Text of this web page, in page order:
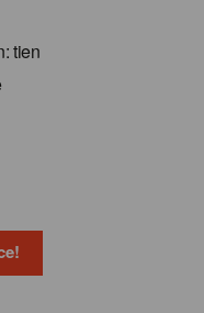
tien